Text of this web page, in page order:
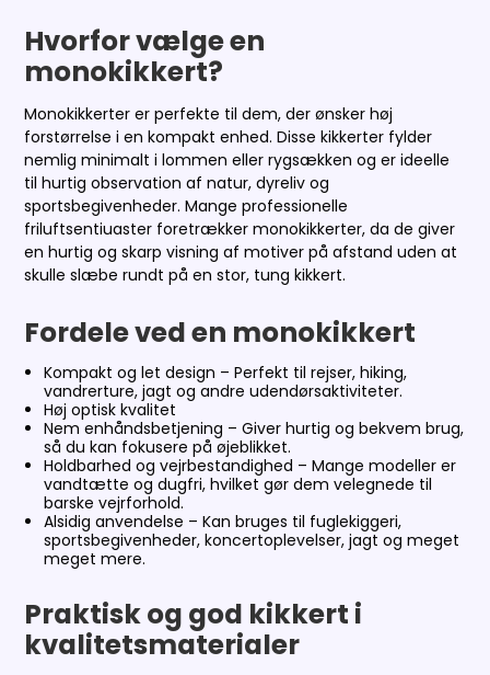
Hvorfor vælge en
monokikkert?
Monokikkerter er perfekte til dem, der ønsker høj
forstørrelse i en kompakt enhed. Disse kikkerter fylder
nemlig minimalt i lommen eller rygsækken og er ideelle
til hurtig observation af natur, dyreliv og
sportsbegivenheder. Mange professionelle
friluftsentiuaster foretrækker monokikkerter, da de giver
en hurtig og skarp visning af motiver på afstand uden at
skulle slæbe rundt på en stor, tung kikkert.
Fordele ved en monokikkert
Kompakt og let design – Perfekt til rejser, hiking,
vandrerture, jagt og andre udendørsaktiviteter.
Høj optisk kvalitet
Nem enhåndsbetjening – Giver hurtig og bekvem brug,
så du kan fokusere på øjeblikket.
Holdbarhed og vejrbestandighed – Mange modeller er
vandtætte og dugfri, hvilket gør dem velegnede til
barske vejrforhold.
Alsidig anvendelse – Kan bruges til fuglekiggeri,
sportsbegivenheder, koncertoplevelser, jagt og meget
meget mere.
Praktisk og god kikkert i
kvalitetsmaterialer